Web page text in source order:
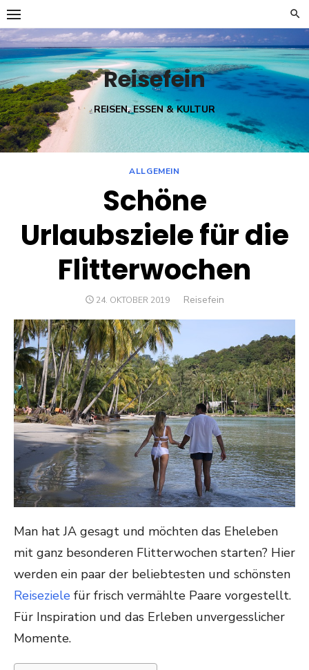
Skip
to
content
Reisefein
REISEN, ESSEN & KULTUR
ALLGEMEIN
Schöne
Urlaubsziele für die
Flitterwochen
POSTED
24. OKTOBER 2019 Author
Reisefein
Man hat JA gesagt und möchten das Eheleben
mit ganz besonderen Flitterwochen starten? Hier
werden ein paar der beliebtesten und schönsten
Reiseziele für frisch vermählte Paare vorgestellt.
Für Inspiration und das Erleben unvergesslicher
Momente.